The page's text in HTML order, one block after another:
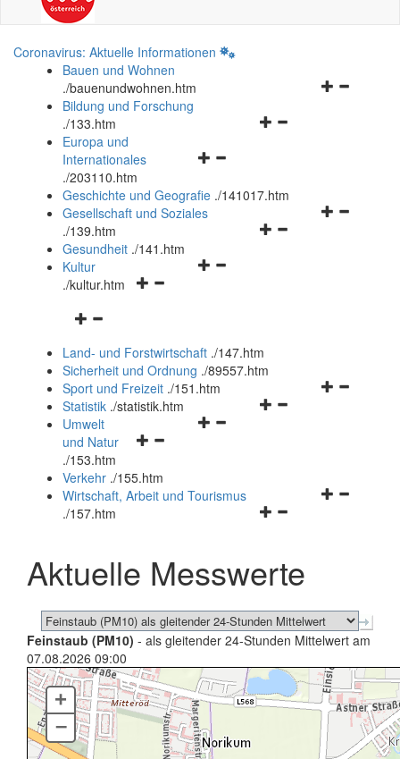
Coronavirus: Aktuelle Informationen
Bauen und Wohnen
./bauenundwohnen.htm
Navigationsmenü
Bildung und Forschung
./133.htm
Navigationsmenü
und
schließen
Europa und
Internationales
./203110.htm
Geschichte und Geografie ./141017.htm
Navigationsmenü
Gesellschaft und Soziales
./139.htm
Navigationsmenü
Gesundheit ./141.htm
Navigationsmenü
Kultur
./kultur.htm
Navigationsmenü
und
schließen
Land- und Forstwirtschaft ./147.htm
Sicherheit und Ordnung ./89557.htm
Navigationsmenü
Sport und Freizeit ./151.htm
Navigationsmenü
Statistik ./statistik.htm
Navigationsmenü
und
schließen
Umwelt
und Natur
./153.htm
Verkehr ./155.htm
Navigationsmenü
schließen
Wirtschaft, Arbeit und Tourismus
./157.htm
Aktuelle Messwerte
Feinstaub (PM10) - als gleitender 24-Stunden Mittelwert am
07.08.2026 09:00
+
–